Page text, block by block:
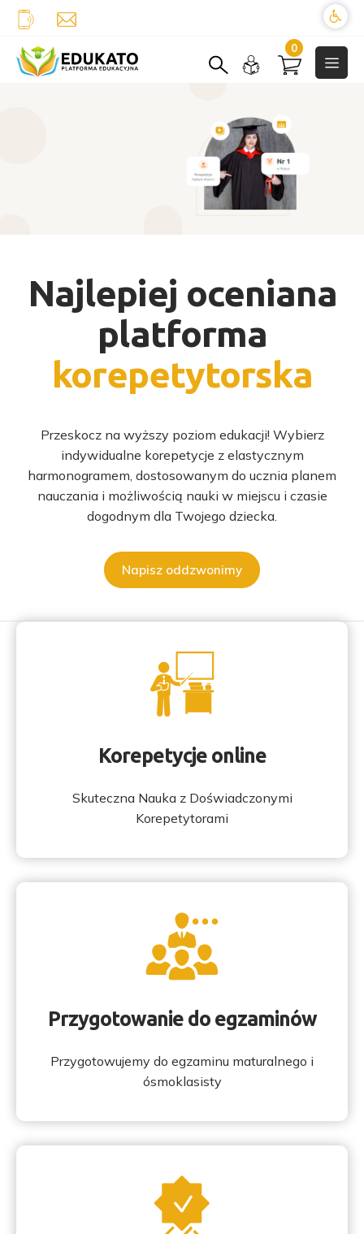
0
Najlepiej oceniana
platforma
korepetytorska
Przeskocz na wyższy poziom edukacji! Wybierz
indywidualne korepetycje z elastycznym
harmonogramem, dostosowanym do ucznia planem
nauczania i możliwością nauki w miejscu i czasie
dogodnym dla Twojego dziecka.
Napisz oddzwonimy
Korepetycje online
Skuteczna Nauka z Doświadczonymi
Korepetytorami
Przygotowanie do egzaminów
Przygotowujemy do egzaminu maturalnego i
ósmoklasisty